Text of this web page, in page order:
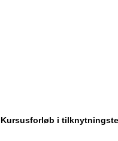
Kursusforløb i